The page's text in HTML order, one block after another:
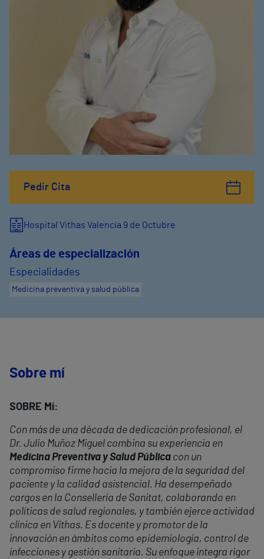
Pedir Cita
Hospital Vithas Valencia 9 de Octubre
Áreas de especialización
Especialidades
Medicina preventiva y salud pública
Sobre mí
SOBRE Mí:
Con más de una década de dedicación profesional, el
Dr. Julio Muñoz Miguel combina su experiencia en
Medicina Preventiva y Salud Pública con un
compromiso firme hacia la mejora de la seguridad del
paciente y la calidad asistencial. Ha desempeñado
cargos en la Consellería de Sanitat, colaborando en
políticas de salud regionales, y también ejerce actividad
clínica en Vithas. Es docente y promotor de la
innovación en ámbitos como epidemiología, control de
infecciones y gestión sanitaria. Su enfoque integra rigor